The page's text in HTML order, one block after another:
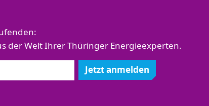
der Welt Ihrer Thüringer Energieexperten.
Jetzt anmelden